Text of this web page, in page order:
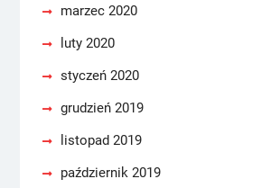
marzec 2020
luty 2020
styczeń 2020
grudzień 2019
listopad 2019
październik 2019